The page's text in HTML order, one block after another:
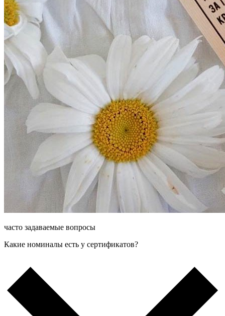
часто задаваемые вопросы
Какие номиналы есть у сертификатов?